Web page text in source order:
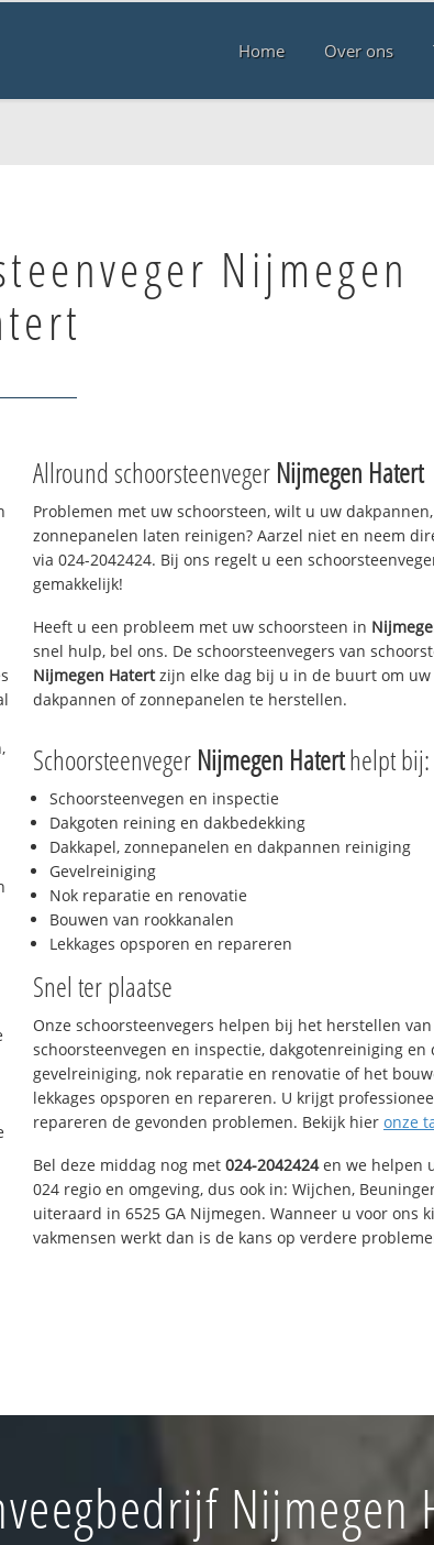
Home Over ons
Nijmegen
Allround schoorsteenveger Nijmegen Hatert
Problemen met uw schoorsteen, wilt u uw
zonnepanelen laten reinigen? Aarzel niet en neem
via 024-2042424. Bij ons regelt u een
gemakkelijk!
Heeft u een probleem met uw schoorsteen in
snel hulp, bel ons. De schoorsteenvegers van
Nijmegen Hatertzijn elke dag bij u in de buurt om uw
dakpannen of zonnepanelen te herstellen.
Schoorsteenveger Nijmegen Haterthelpt bij:
Schoorsteenvegen en inspectie
Dakgoten reining en dakbedekking
Dakkapel, zonnepanelen en dakpannen reiniging
Gevelreiniging
Nok reparatie en renovatie
Bouwen van rookkanalen
Lekkages opsporen en repareren
Snel ter plaatse
Onze schoorsteenvegers helpen bij het herstellen
schoorsteenvegen en inspectie, dakgotenreiniging en
gevelreiniging, nok reparatie en renovatie of het
lekkages opsporen en repareren. U krijgt
repareren de gevonden problemen. Bekijk hier onze
Bel deze middag nog met 024-2042424en we helpen
024 regio en omgeving, dus ook in: Wijchen,
uiteraard in 6525 GA Nijmegen. Wanneer u voor ons
vakmensen werkt dan is de kans op verdere
Nijmegen